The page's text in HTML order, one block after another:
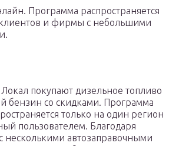
Программа распространяется
клиентов и фирмы с небольшими
покупают дизельное топливо
бензин со скидками. Программа
только на один регион
пользователем. Благодаря
несколькими автозаправочными